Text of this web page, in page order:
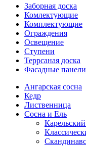
Заборная доска
Комлектующие
Комплектующие
Ограждения
Освещение
Ступени
Террсаная доска
Фасадные панели
Ангарская сосна
Кедр
Лиственница
Сосна и Ель